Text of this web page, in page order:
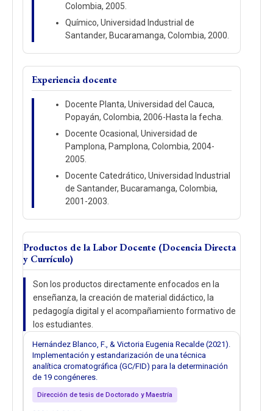
Colombia, 2005.
Químico, Universidad Industrial de
Santander, Bucaramanga, Colombia, 2000.
Experiencia docente
Docente Planta, Universidad del Cauca,
Popayán, Colombia, 2006-Hasta la fecha.
Docente Ocasional, Universidad de
Pamplona, Pamplona, Colombia, 2004-
2005.
Docente Catedrático, Universidad Industrial
de Santander, Bucaramanga, Colombia,
2001-2003.
Productos de la Labor Docente (Docencia Directa
y Currículo)
Son los productos directamente enfocados en la
enseñanza, la creación de material didáctico, la
pedagogía digital y el acompañamiento formativo de
los estudiantes.
Hernández Blanco, F., & Victoria Eugenia Recalde (2021).
Implementación y estandarización de una técnica
analítica cromatográfica (GC/FID) para la determinación
de 19 congéneres.
Dirección de tesis de Doctorado y Maestría